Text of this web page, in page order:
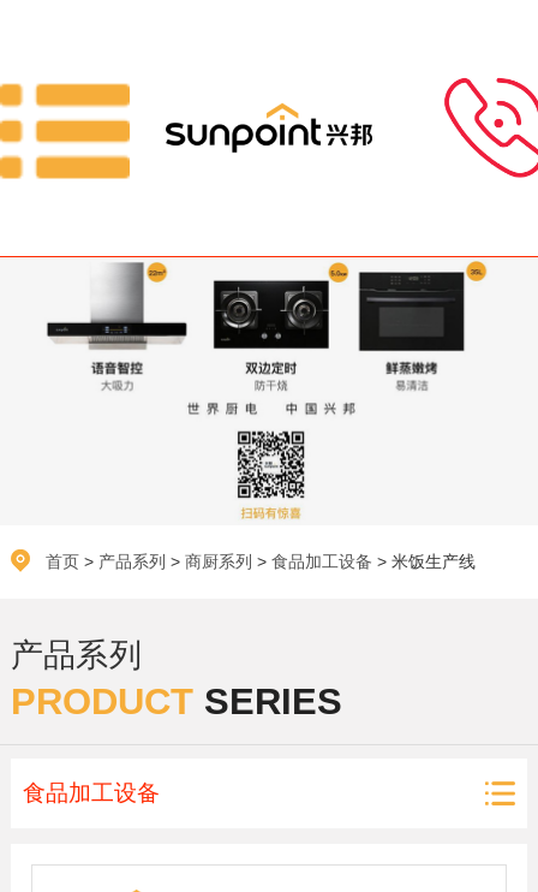
首页> 产品系列 > 商厨系列 > 食品加工设备 > 米饭生产线
产品系列
PRODUCTSERIES
食品加工设备